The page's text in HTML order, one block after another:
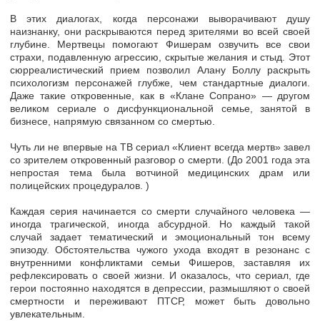
В этих диалогах, когда персонажи выворачивают душу
наизнанку, они раскрываются перед зрителями во всей своей
глубине. Мертвецы помогают Фишерам озвучить все свои
страхи, подавленную агрессию, скрытые желания и стыд. Этот
сюрреалистический прием позволил Алану Боллу раскрыть
психологизм персонажей глубже, чем стандартные диалоги.
Даже такие откровенные, как в «Клане Сопрано» — другом
великом сериале о дисфункциональной семье, занятой в
бизнесе, напрямую связанном со смертью.
Чуть ли не впервые на ТВ сериал «Клиент всегда мертв» завел
со зрителем откровенный разговор о смерти. (До 2001 года эта
непростая тема была вотчиной медицинских драм или
полицейских процедуралов. )
Каждая серия начинается со смерти случайного человека —
иногда трагической, иногда абсурдной. Но каждый такой
случай задает тематический и эмоциональный тон всему
эпизоду. Обстоятельства чужого ухода входят в резонанс с
внутренними конфликтами семьи Фишеров, заставляя их
рефлексировать о своей жизни. И оказалось, что сериал, где
герои постоянно находятся в депрессии, размышляют о своей
смертности и переживают ПТСР, может быть довольно
увлекательным.